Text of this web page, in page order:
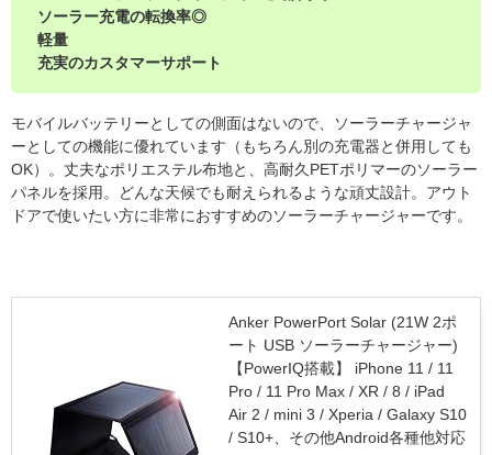
ソーラー充電の転換率◎
軽量
充実のカスタマーサポート
モバイルバッテリーとしての側面はないので、ソーラーチャージャ
ーとしての機能に優れています（もちろん別の充電器と併用しても
OK）。 丈夫なポリエステル布地と、高耐久PETポリマーのソーラー
パネルを採用。どんな天候でも耐えられるような頑丈設計。アウト
ドアで使いたい方に非常におすすめのソーラーチャージャーです。
Anker PowerPort Solar (21W 2ポ
ート USB ソーラーチャージャー)
【PowerIQ搭載】 iPhone 11 / 11
Pro / 11 Pro Max / XR / 8 / iPad
Air 2 / mini 3 / Xperia / Galaxy S10
/ S10+、その他Android各種他対応